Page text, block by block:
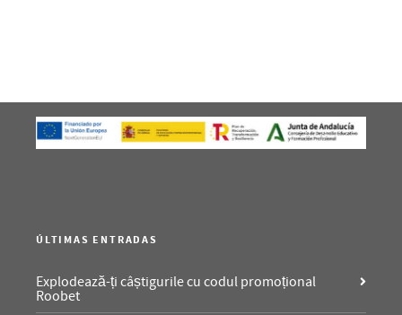
ÚLTIMAS ENTRADAS
Explodează-ți câștigurile cu codul promoțional
Roobet